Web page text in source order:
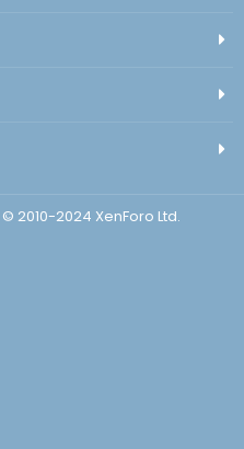
© 2010-2024 XenForo Ltd.